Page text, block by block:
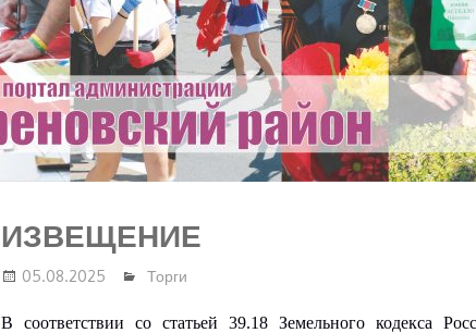
ИЗВЕЩЕНИЕ
05.08.2025 Торги
В соответствии со статьей 39.18 Земельного кодекса